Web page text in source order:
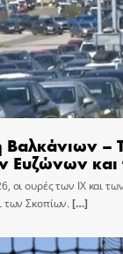
–
Ευζώνων και
οι ουρές των ΙΧ και
των Σκοπίων.[…]